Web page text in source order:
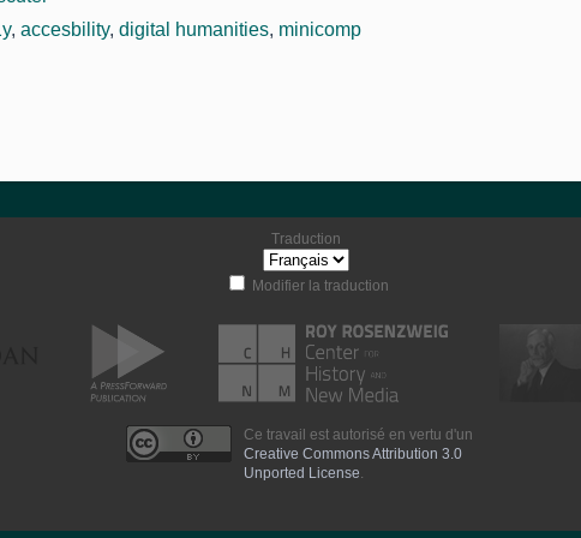
, accesbility, digital humanities, minicomp
Traduction
Modifier la traduction
Ce travail est autorisé en vertu d'un
Creative Commons Attribution 3.0
Unported License